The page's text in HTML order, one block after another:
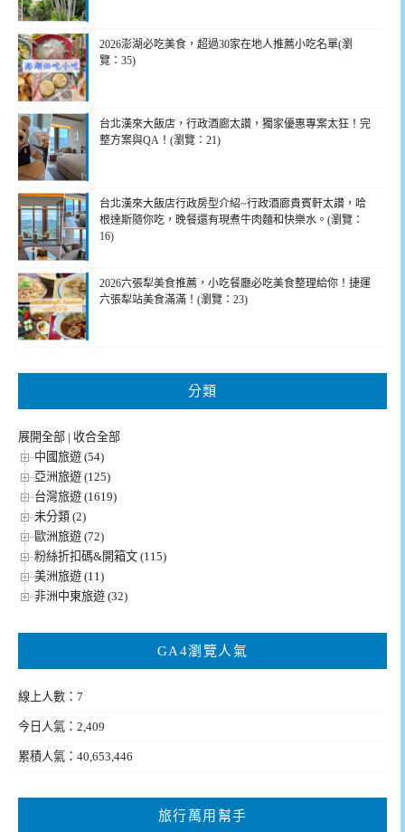
2026澎湖必吃美食，超過30家在地人推薦小吃名單(瀏
覽：35)
台北漢來大飯店，行政酒廊太讚，獨家優惠專案太狂！完
整方案與QA！(瀏覽：21)
台北漢來大飯店行政房型介紹~行政酒廊貴賓軒太讚，哈
根達斯隨你吃，晚餐還有現煮牛肉麵和快樂水。(瀏覽：
16)
2026六張犁美食推薦，小吃餐廳必吃美食整理給你！捷運
六張犁站美食滿滿！(瀏覽：23)
分類
展開全部 | 收合全部
中國旅遊 (54)
亞洲旅遊 (125)
台灣旅遊 (1619)
未分類 (2)
歐洲旅遊 (72)
粉絲折扣碼&開箱文 (115)
美洲旅遊 (11)
非洲中東旅遊 (32)
GA4瀏覽人氣
線上人數：7
今日人氣：2,409
累積人氣：40,653,446
旅行萬用幫手